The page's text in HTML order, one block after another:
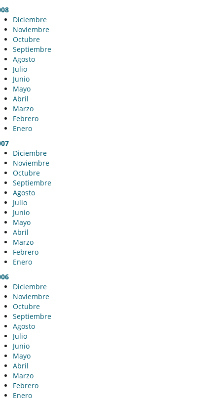
Diciembre
Noviembre
Octubre
Septiembre
Agosto
Julio
Junio
Mayo
Abril
Marzo
Febrero
Enero
Diciembre
Noviembre
Octubre
Septiembre
Agosto
Julio
Junio
Mayo
Abril
Marzo
Febrero
Enero
Diciembre
Noviembre
Octubre
Septiembre
Agosto
Julio
Junio
Mayo
Abril
Marzo
Febrero
Enero